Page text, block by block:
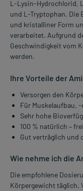
L-Lysin-Hydrochlorid,
und L-Tryptophan. Die
und kristalliner Form
verarbeitet. Aufgrund
Geschwindigkeit vom
werden.
Ihre Vorteile der
Versorgen den
Für Muskelaufbau,
Sehr hohe
100 % natürlich –
Gut verträglich und
Wie nehme ich die
Die empfohlene
Körpergewicht täglich.